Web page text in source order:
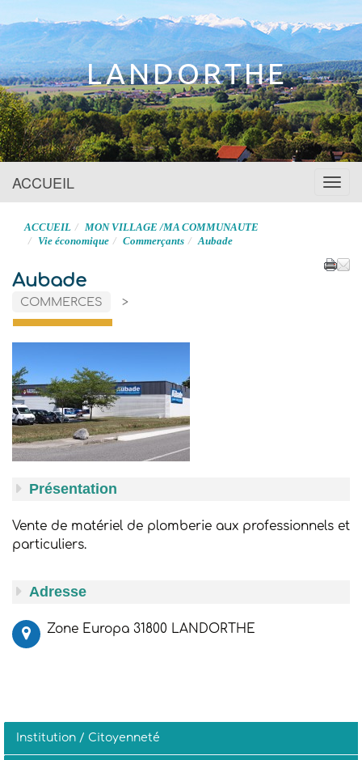
LANDORTHE
Menu
ACCUEIL
ACCUEIL
MON VILLAGE /MA COMMUNAUTE
Vie économique
Commerçants Aubade
Aubade
COMMERCES
Présentation
Vente de matériel de plomberie aux professionnels et
particuliers.
Adresse
Zone Europa 31800 LANDORTHE
Institution / Citoyenneté